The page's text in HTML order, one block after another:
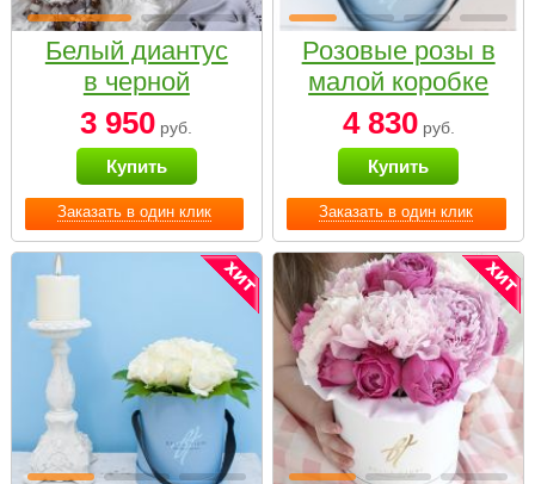
Заказать в один клик
Белый диантус
в черной
коробке Small
3 950 руб.
Купить
Заказать в один клик
Розовые розы в
малой коробке
4 830руб.
Купить